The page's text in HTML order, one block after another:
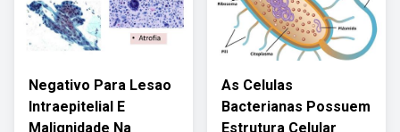
Negativo Para Lesao
Intraepitelial E
Malignidade Na
As Celulas
Bacterianas Possuem
Estrutura Celular